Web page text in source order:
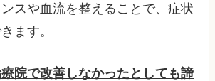
スや血流を整えることで、症状
ます。
院で改善しなかったとしても諦